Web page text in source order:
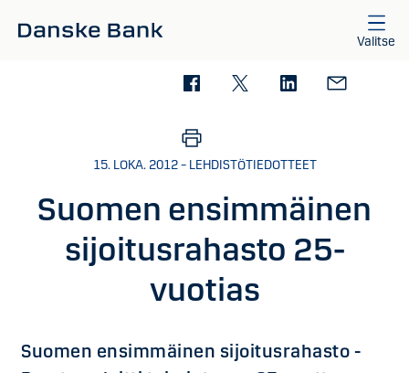
Valitse
15. LOKA. 2012 – LEHDISTÖTIEDOTTEET
Suomen ensimmäinen
sijoitusrahasto 25-
vuotias
Suomen ensimmäinen sijoitusrahasto -